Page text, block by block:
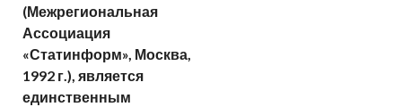
(Межрегиональная
Ассоциация
«Статинформ», Москва,
1992 г.), является
единственным